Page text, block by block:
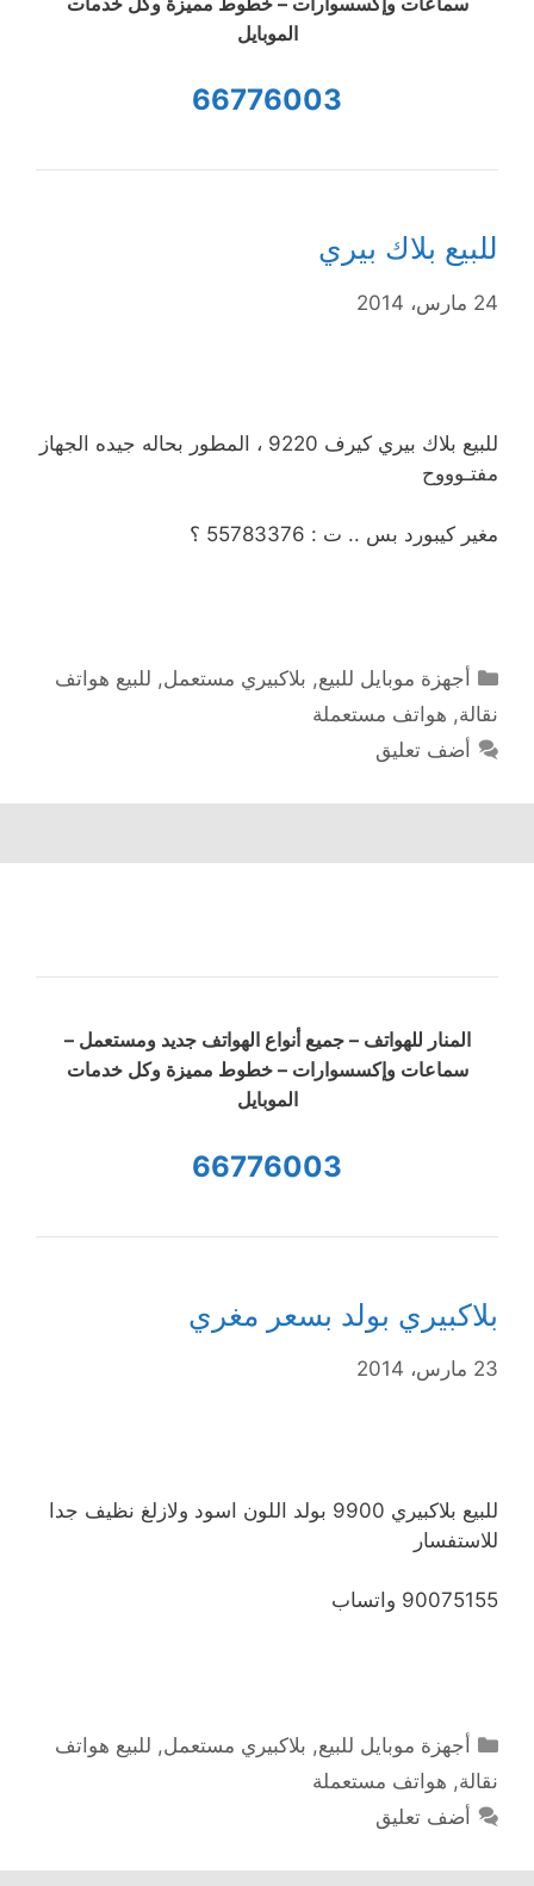
الموبايل
66776003
للبيع بلاك بيري
24 مارس، 2014
للبيع بلاك بيري كيرف 9220 ، المطور بحاله جيده الجهاز
مفتـوووح
مغير كيبورد بس .. ت : 55783376 ؟
التصنيفات
أجهزة موبايل للبيع, بلاكبيري مستعمل, للبيع هواتف
نقالة, هواتف مستعملة
أضف تعليق
المنار للهواتف – جميع أنواع الهواتف جديد ومستعمل –
سماعات وإكسسوارات – خطوط مميزة وكل خدمات
الموبايل
66776003
بلاكبيري بولد بسعر مغري
23 مارس، 2014
للبيع بلاكبيري 9900 بولد اللون اسود ولازلغ نظيف جدا
للاستفسار
90075155 واتساب
التصنيفات
أجهزة موبايل للبيع, بلاكبيري مستعمل, للبيع هواتف
نقالة, هواتف مستعملة
أضف تعليق